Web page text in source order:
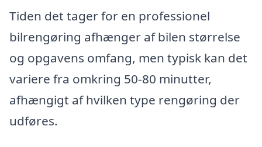
Tiden det tager for en professionel
bilrengøring afhænger af bilen størrelse
og opgavens omfang, men typisk kan det
variere fra omkring 50-80 minutter,
afhængigt af hvilken type rengøring der
udføres.